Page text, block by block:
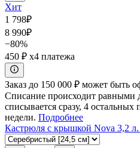
Хит
1 798₽
8 990₽
−80%
450 ₽ x4 платежа
Заказ до 150 000 ₽ может быть
Списание происходит равными
списывается сразу, 4
недели. Подробнее
Кастрюля с крышкой Nova 3,2